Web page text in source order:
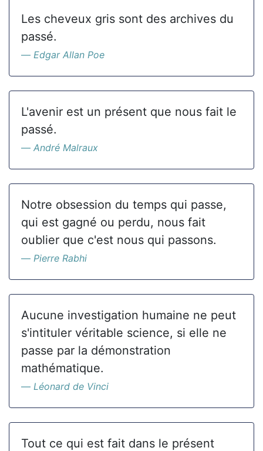
Les cheveux gris sont des archives du
passé.
Edgar Allan Poe
L'avenir est un présent que nous fait le
passé.
André Malraux
Notre obsession du temps qui passe,
qui est gagné ou perdu, nous fait
oublier que c'est nous qui passons.
Pierre Rabhi
Aucune investigation humaine ne peut
s'intituler véritable science, si elle ne
passe par la démonstration
mathématique.
Léonard de Vinci
Tout ce qui est fait dans le présent